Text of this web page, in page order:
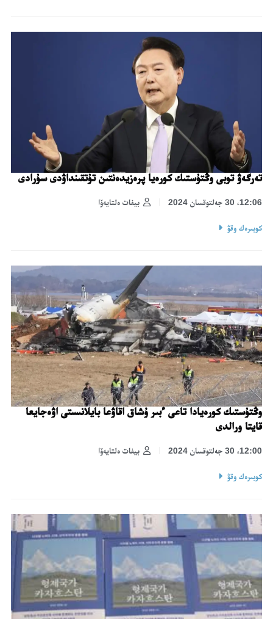
تەرگەۋ توبى وڭتۇستىك كورەيا پرەزيدەنتىن تۇتقىنداۋدى سۇرادى
بيفات ەلتايەۆا 12:06، 30 جەلتوقسان 2024
كوبىرەك وقۋ
وڭتۇستىك كورەيادا تاعى ءبىر ۇشاق اقاۋعا بايلانىستى اۋەجايعا
قايتا ورالدى
بيفات ەلتايەۆا 12:00، 30 جەلتوقسان 2024
كوبىرەك وقۋ